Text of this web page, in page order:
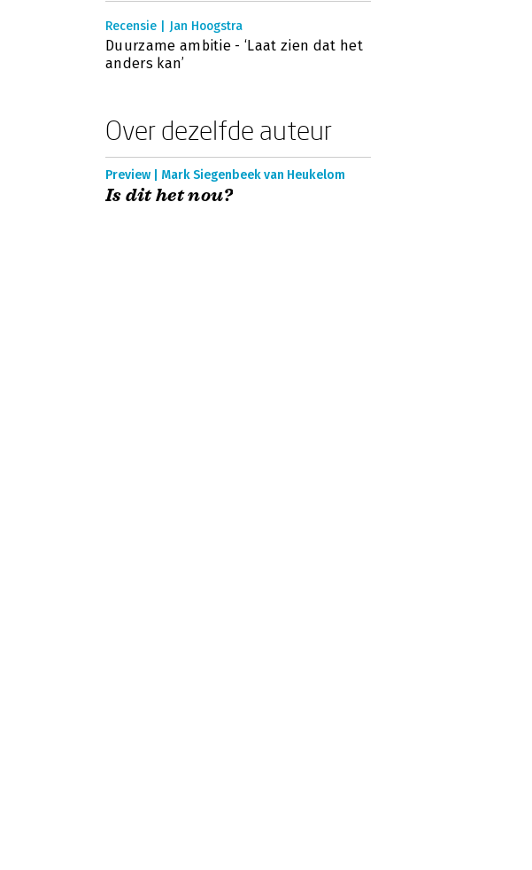
Recensie | Jan Hoogstra
Duurzame ambitie - ‘Laat zien dat het
anders kan’
Over dezelfde auteur
Preview | Mark Siegenbeek van Heukelom
Is dit het nou?